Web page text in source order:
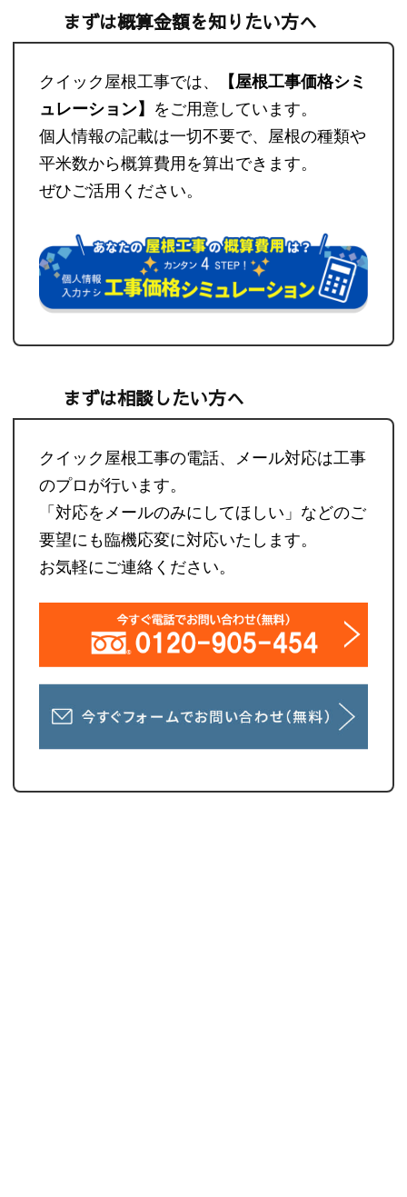
まずは概算金額を知りたい方へ
クイック屋根工事では、
【屋根工事価格シミ
ュレーション】 をご用意しています。
個人情報の記載は一切不要で、屋根の種類や
平米数から概算費用を算出できます。
ぜひご活用ください。
まずは相談したい方へ
クイック屋根工事の電話、メール対応は工事
のプロが行います。
「対応をメールのみにしてほしい」などのご
要望にも臨機応変に対応いたします。
お気軽にご連絡ください。